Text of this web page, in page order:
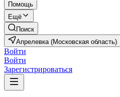
Помощь
Ещё
Поиск
Апрелевка (Московская область)
Войти
Войти
Зарегистрироваться